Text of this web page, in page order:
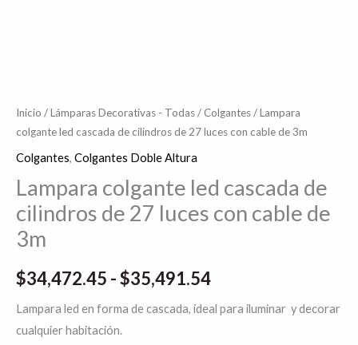
Inicio /Lámparas Decorativas - Todas/ Colgantes/ Lampara
colgante led cascada de cilindros de 27 luces con cable de 3m
Colgantes, Colgantes Doble Altura
Lampara colgante led cascada de
cilindros de 27 luces con cable de
3m
$34,472.45 -$35,491.54
Lampara led en forma de cascada, ideal para iluminar y decorar
cualquier habitación.